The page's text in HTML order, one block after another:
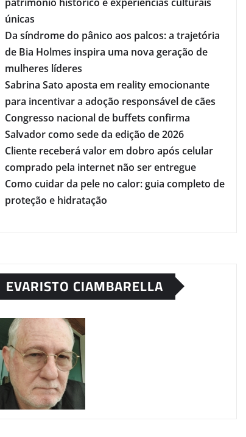
únicas
Da síndrome do pânico aos palcos: a trajetória
de Bia Holmes inspira uma nova geração de
mulheres líderes
Sabrina Sato aposta em reality emocionante
para incentivar a adoção responsável de cães
Congresso nacional de buffets confirma
Salvador como sede da edição de 2026
Cliente receberá valor em dobro após celular
comprado pela internet não ser entregue
Como cuidar da pele no calor: guia completo de
proteção e hidratação
EVARISTO CIAMBARELLA